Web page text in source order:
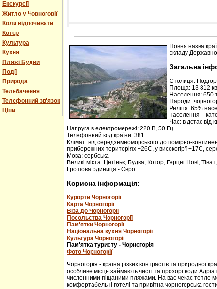
Екскурсії
Житло у Чорногорії
Коли відпочивати
Котор
Культура
Кухня
Пляжі Будви
Події
Природа
Телебачення
Телефонний зв'язок
Ціни
Розміщення інформації про готель на
Редагування інформації і цін на вимогу
Лічільник відвідувачів
Повна назва
складу
Загальна
Столиця:
Площа: 13 812
Населення: 650
Народи:
Релігія: 65%
населення –
Час: відстає від
Напруга в електромережі: 220 В, 50 Гц.
Телефонний код країни: 381
Клімат: від середземноморського до помірно-
прибережних територіях +26С, у високогір'ї +17С,
Мова: сербська
Великі міста: Цетіньє, Будва, Котор, Герцег Нові,
Грошова одиниця - Євро
Корисна інформація:
Курорти Чорногорії
Карта Чорногорії
Віза до Чорногорії
Посольства Чорногорії
Пам'ятки Чорногорії
Національна кухня Чорногорії
Культура Чорногорії
Пам'ятка туристу - Чорногорія
Фото Чорногорії
Чорногорія - країна різких контрастів та природної
особливе місце займають чисті та прозорі води
численними піщаними пляжами. На вас чекає тепле
комфортабельні готелі та привітна чорногорська